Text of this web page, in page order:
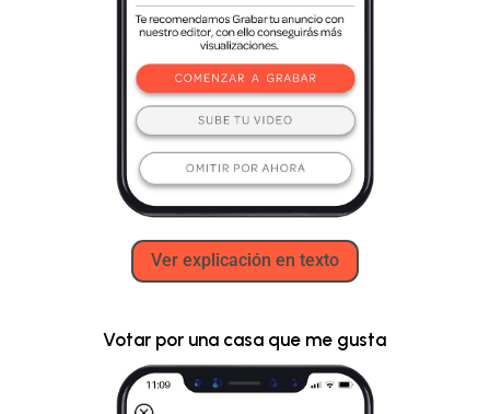
Ver explicación en texto
Votar por una casa que me gusta